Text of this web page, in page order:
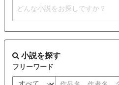
小説を探す
フリーワード